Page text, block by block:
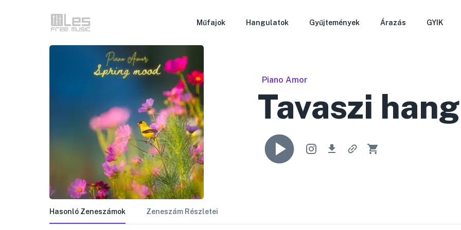
Műfajok Hangulatok Gyűjtemények Árazás GYIK
Piano Amor
Tavaszi
Hasonló Zeneszámok Zeneszám Részletei